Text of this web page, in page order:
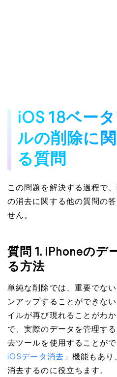
iOS 18ベー
ルの削除に
る質問
この問題を解決する過程で
の消去に関する他の質問の
せん。
質問 1. iPhoneのデ
る方法
単純な削除では、重要でな
ンアップすることができな
イルが再び現れることがわ
で、実際のデータを管理す
去ツールを使用することが
iOSデータ消去 」機能もあ
消去するのに役立ちます。